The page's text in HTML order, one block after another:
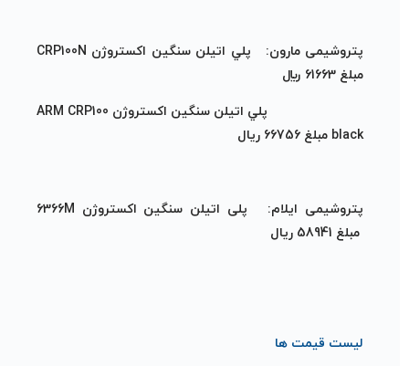
پتروشیمی مارون: پلي اتيلن سنگين اكستروژن CRP100N
مبلغ 61663 ريال
پلي اتيلن سنگين اكستروژن ARM CRP100
black مبلغ 66756 ریال
پتروشیمی ایلام:
پلی اتیلن سنگین اکستروژن 6366M
مبلغ 58941
ریال
لیست قیمت ها